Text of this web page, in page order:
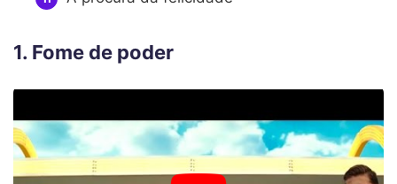
1. Fome de poder